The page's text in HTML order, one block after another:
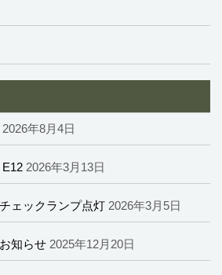
2026年8月4日
2026年3月13日
ェックランプ点灯 2026年3月5日
知らせ 2025年12月20日